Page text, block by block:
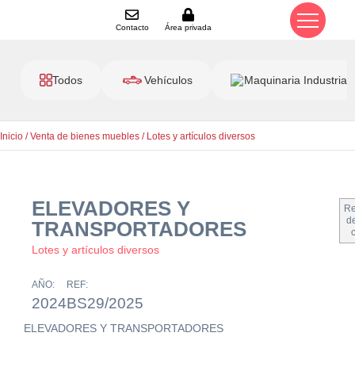
Contacto Área privada
Todos Vehículos Maquinaria Industrial
Inicio /Venta de bienes muebles / Lotes y artículos diversos
ELEVADORES Y
TRANSPORTADORES
Lotes y artículos diversos
AÑO:
2024
REF:
BS29/2025
ELEVADORES Y TRANSPORTADORES